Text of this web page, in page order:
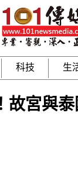
科技 生
故宮與